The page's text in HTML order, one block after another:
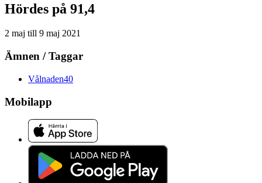
Hördes på 91,4
2 maj till 9 maj 2021
Ämnen / Taggar
Vålnaden40
Mobilapp